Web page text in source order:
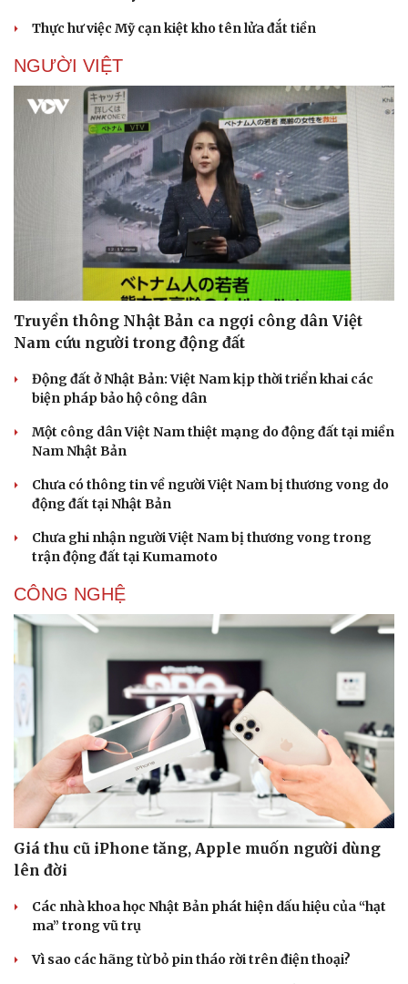
Doanh nghiệp
Thông tin doanh nghiệp
Doanh nghiệp 24h
Vì cộng đồng
Công nghệ
Sành điệu
Tin Công nghệ
Trải nghiệm
Chuyển đổi số
Thực hư việc Mỹ cạn kiệt kho tên lửa đắt tiền
NGƯỜI VIỆT
Truyền thông Nhật Bản ca ngợi công dân Việt
Nam cứu người trong động đất
Động đất ở Nhật Bản: Việt Nam kịp thời triển khai các
biện pháp bảo hộ công dân
Một công dân Việt Nam thiệt mạng do động đất tại miền
Nam Nhật Bản
Chưa có thông tin về người Việt Nam bị thương vong do
động đất tại Nhật Bản
Chưa ghi nhận người Việt Nam bị thương vong trong
trận động đất tại Kumamoto
CÔNG NGHỆ
Giá thu cũ iPhone tăng, Apple muốn người dùng
lên đời
Các nhà khoa học Nhật Bản phát hiện dấu hiệu của “hạt
ma” trong vũ trụ
Vì sao các hãng từ bỏ pin tháo rời trên điện thoại?